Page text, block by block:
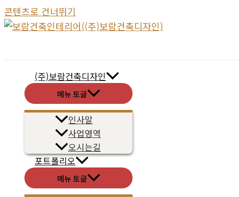
콘텐츠로 건너뛰기
(주)보람건축디자인
메뉴 토글
인사말
사업영역
오시는길
포트폴리오
메뉴 토글